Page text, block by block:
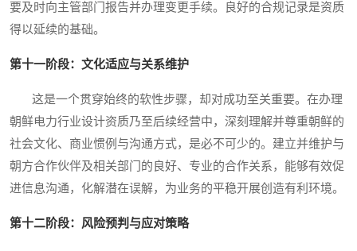
要及时向主管部门报告并办理变更手续。良好的合规记录是资质
得以延续的基础。
第十一阶段：文化适应与关系维护
这是一个贯穿始终的软性步骤，却对成功至关重要。在办理
朝鲜电力行业设计资质乃至后续经营中，深刻理解并尊重朝鲜的
社会文化、商业惯例与沟通方式，是必不可少的。建立并维护与
朝方合作伙伴及相关部门的良好、专业的合作关系，能够有效促
进信息沟通，化解潜在误解，为业务的平稳开展创造有利环境。
第十二阶段：风险预判与应对策略